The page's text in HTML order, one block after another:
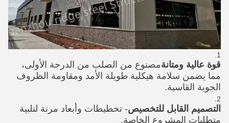
قوة عالية ومتانةمصنوع من الصلب من الدرجة الأولى،
مما يضمن سلامة هيكلية طويلة الأمد ومقاومة الظروف
الجوية القاسية.
التصميم القابل للتخصيص- تخطيطات وأبعاد مرنة لتلبية
متطلبات المشروع الخاصة.